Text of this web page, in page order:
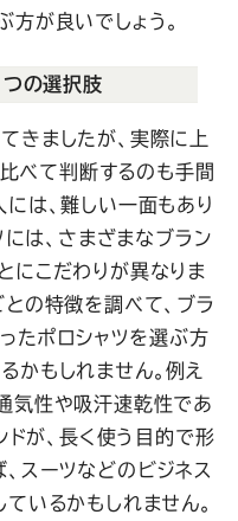
方が良いでしょう。
の選択肢
きましたが、実際に上
べて判断するのも手間
には、難しい一面もあり
には、さまざまなブラン
にこだわりが異なりま
との特徴を調べて、ブラ
たポロシャツを選ぶ方
かもしれません。例え
気性や吸汗速乾性であ
ドが、長く使う目的で形
スーツなどのビジネス
いるかもしれません。